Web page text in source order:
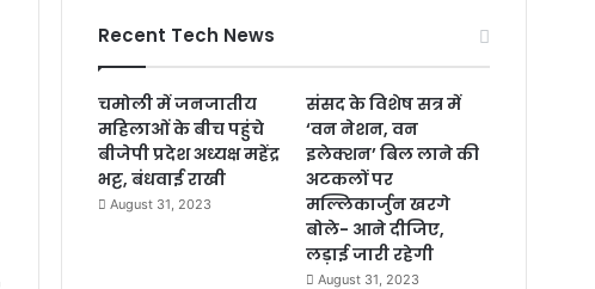
Recent Tech News
चमोली में जनजातीय
महिलाओं के बीच पहुंचे
बीजेपी प्रदेश अध्यक्ष महेंद्र
भट्ट, बंधवाई राखी
August 31, 2023
संसद के विशेष सत्र में
‘वन नेशन, वन
इलेक्शन’ बिल लाने की
अटकलों पर
मल्लिकार्जुन खरगे
बोले- आने दीजिए,
लड़ाई जारी रहेगी
August 31, 2023